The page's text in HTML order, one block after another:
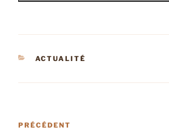
CATÉGORIES
ACTUALITÉ
Navigation
Article
PRÉCÉDENT